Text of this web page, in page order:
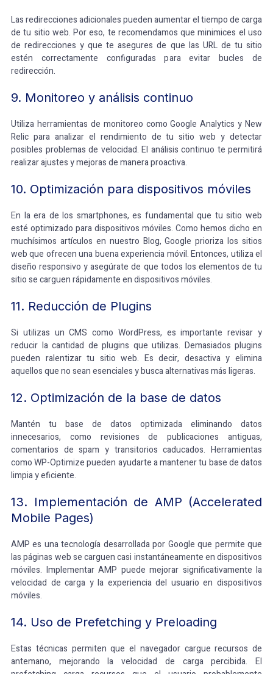
Las redirecciones adicionales pueden aumentar el tiempo de carga
de tu sitio web. Por eso, te recomendamos que minimices el uso
de redirecciones y que te asegures de que las URL de tu sitio
estén correctamente configuradas para evitar bucles de
redirección.
9. Monitoreo y análisis continuo
Utiliza herramientas de monitoreo como Google Analytics y New
Relic para analizar el rendimiento de tu sitio web y detectar
posibles problemas de velocidad. El análisis continuo te permitirá
realizar ajustes y mejoras de manera proactiva.
10. Optimización para dispositivos móviles
En la era de los smartphones, es fundamental que tu sitio web
esté optimizado para dispositivos móviles. Como hemos dicho en
muchísimos artículos en nuestro Blog, Google prioriza los sitios
web que ofrecen una buena experiencia móvil. Entonces, utiliza el
diseño responsivo y asegúrate de que todos los elementos de tu
sitio se carguen rápidamente en dispositivos móviles.
11. Reducción de Plugins
Si utilizas un CMS como WordPress, es importante revisar y
reducir la cantidad de plugins que utilizas. Demasiados plugins
pueden ralentizar tu sitio web. Es decir, desactiva y elimina
aquellos que no sean esenciales y busca alternativas más ligeras.
12. Optimización de la base de datos
Mantén tu base de datos optimizada eliminando datos
innecesarios, como revisiones de publicaciones antiguas,
comentarios de spam y transitorios caducados. Herramientas
como WP-Optimize pueden ayudarte a mantener tu base de datos
limpia y eficiente.
13. Implementación de AMP (Accelerated
Mobile Pages)
AMP es una tecnología desarrollada por Google que permite que
las páginas web se carguen casi instantáneamente en dispositivos
móviles. Implementar AMP puede mejorar significativamente la
velocidad de carga y la experiencia del usuario en dispositivos
móviles.
14. Uso de Prefetching y Preloading
Estas técnicas permiten que el navegador cargue recursos de
antemano, mejorando la velocidad de carga percibida. El